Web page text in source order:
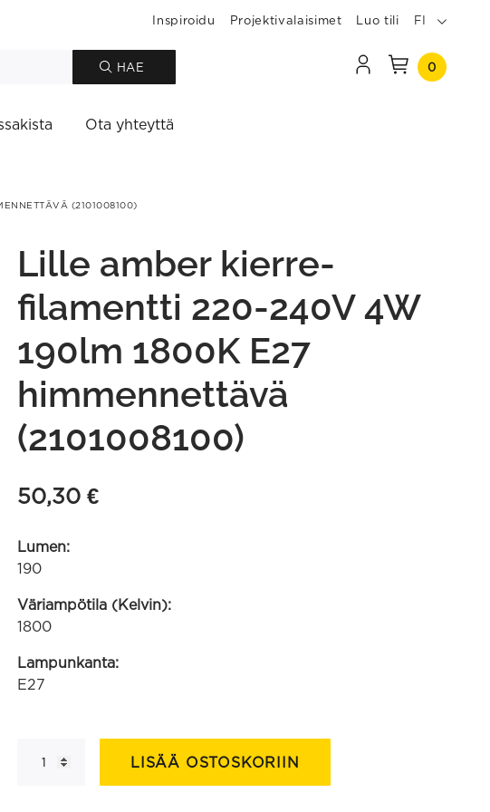
Inspiroidu Projektivalaisimet Luo tili FI
HAE 0
Ota yhteyttä
(2101008100)
Lille amber kierre-
filamentti 220-240V 4W
190lm 1800K E27
himmennettävä
(2101008100)
50,30 €
Lumen:
190
Väriampötila (Kelvin):
1800
Lampunkanta:
E27
amber
LISÄÄ OSTOSKORIIN